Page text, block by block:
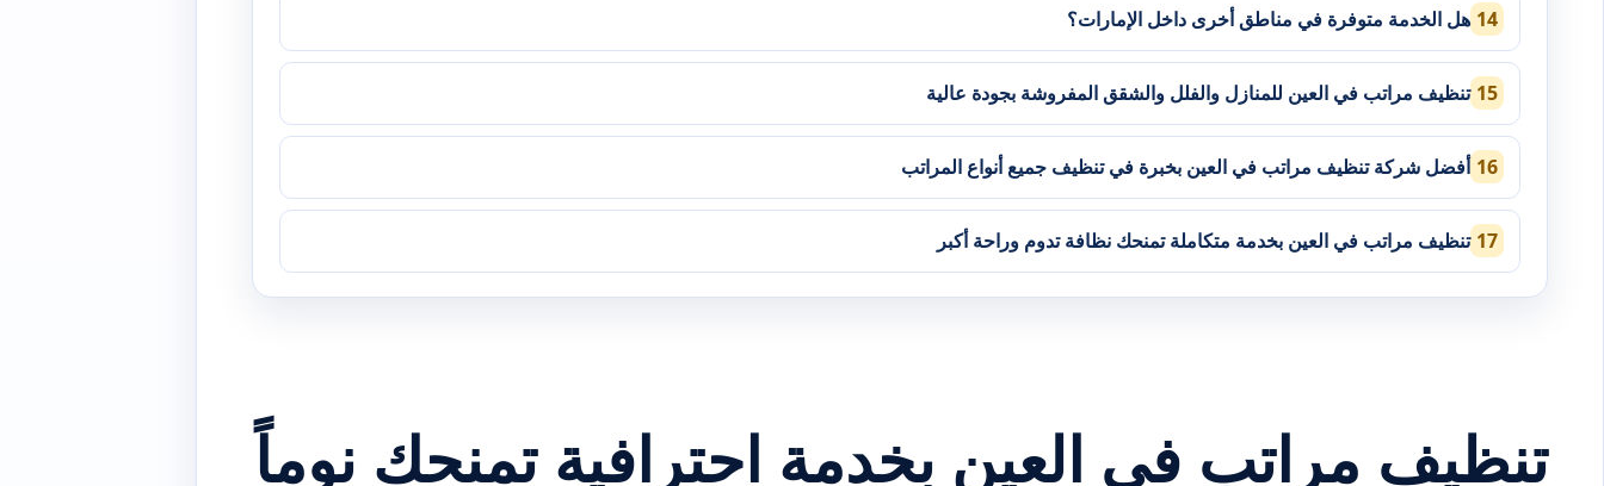
هل الخدمة متوفرة في مناطق أخرى داخل الإمارات؟
تنظيف مراتب في العين للمنازل والفلل والشقق المفروشة بجودة عالية
أفضل شركة تنظيف مراتب في العين بخبرة في تنظيف جميع أنواع المراتب
تنظيف مراتب في العين بخدمة متكاملة تمنحك نظافة تدوم وراحة أكبر
تنظيف مراتب في العين بخدمة احترافية تمنحك نوماً